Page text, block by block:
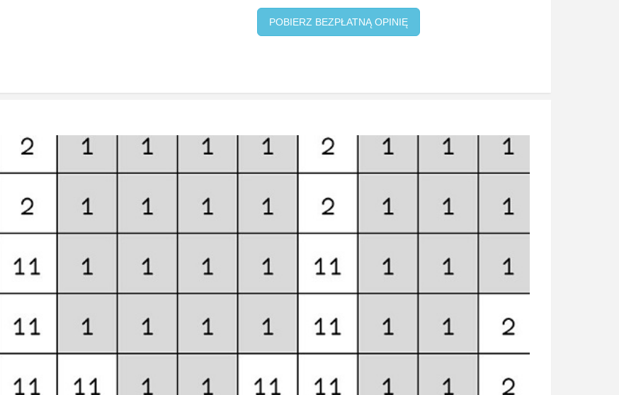
POBIERZ BEZPŁATNĄ OPINIĘ